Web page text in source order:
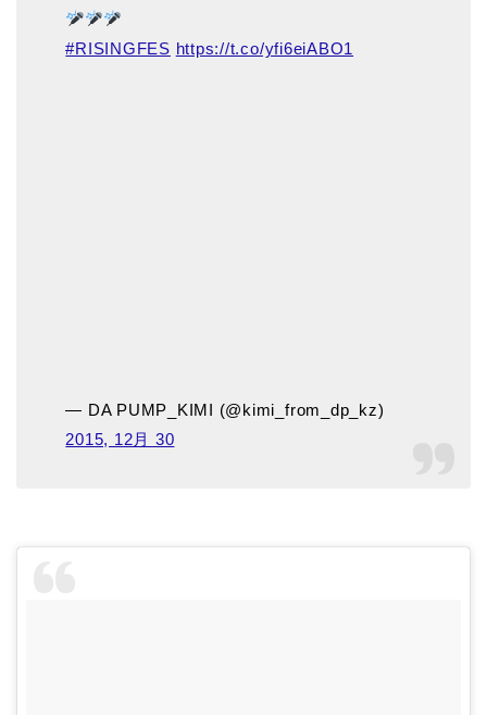
#RISINGFES https://t.co/yfi6eiABO1
— DA PUMP_KIMI (@kimi_from_dp_kz)
2015, 12月 30